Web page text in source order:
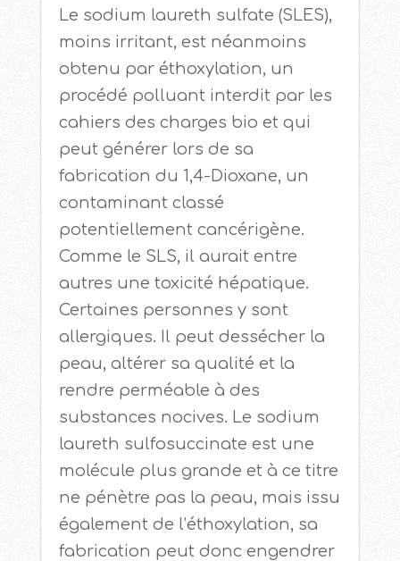
Le sodium laureth sulfate (SLES),
moins irritant, est néanmoins
obtenu par éthoxylation, un
procédé polluant interdit par les
cahiers des charges bio et qui
peut générer lors de sa
fabrication du 1,4-Dioxane, un
contaminant classé
potentiellement cancérigène.
Comme le SLS, il aurait entre
autres une toxicité hépatique.
Certaines personnes y sont
allergiques. Il peut dessécher la
peau, altérer sa qualité et la
rendre perméable à des
substances nocives. Le sodium
laureth sulfosuccinate est une
molécule plus grande et à ce titre
ne pénètre pas la peau, mais issu
également de l’éthoxylation, sa
fabrication peut donc engendrer